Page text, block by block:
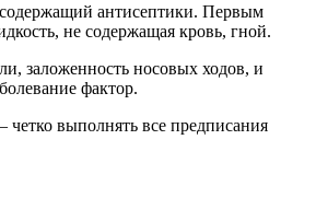
содержащий антисептики. Первым
не содержащая кровь, гной.
заложенность носовых ходов, и
фактор.
четко выполнять все предписания